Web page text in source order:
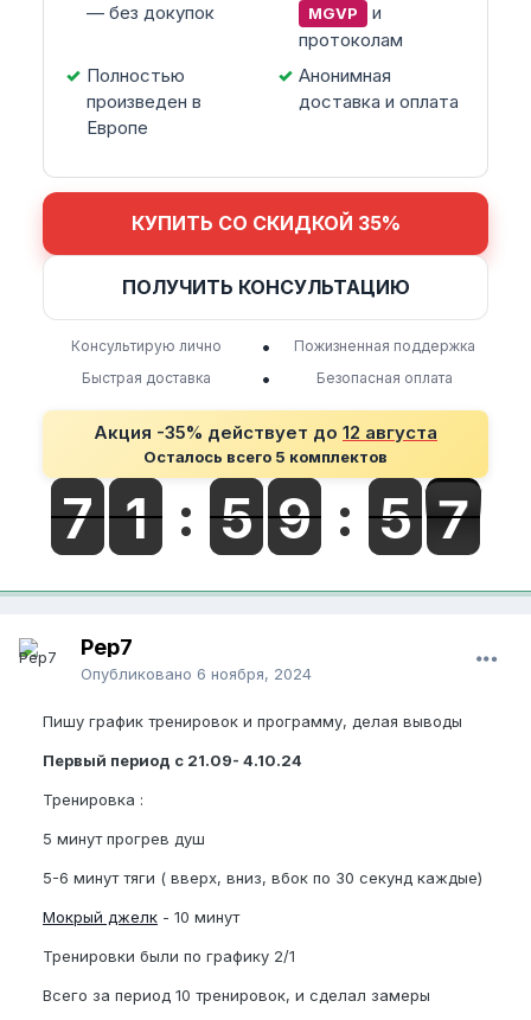
— без докупок
MGVP
и
протоколам
Полностью
произведен в
Европе
Анонимная
доставка и оплата
КУПИТЬ СО СКИДКОЙ 35%
ПОЛУЧИТЬ КОНСУЛЬТАЦИЮ
Консультирую лично •
Пожизненная поддержка
Быстрая доставка
• Безопасная оплата
Акция -35% действует до 12 августа
Осталось всего 5 комплектов
Pep7
Опубликовано 6 ноября, 2024
Пишу график тренировок и программу, делая выводы
Первый период с 21.09- 4.10.24
Тренировка :
5 минут прогрев душ
5-6 минут тяги ( вверх, вниз, вбок по 30 секунд каждые)
Мокрый джелк - 10 минут
Тренировки были по графику 2/1
Всего за период 10 тренировок, и сделал замеры